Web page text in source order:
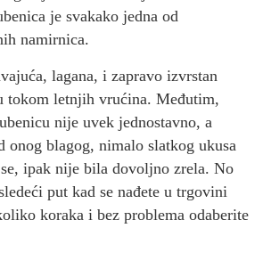
je svakako jedna od
namirnica.
lagana, i zapravo izvrstan
tokom letnjih vrućina. Međutim,
nije uvek jednostavno, a
onog blagog, nimalo slatkog ukusa
ipak nije bila dovoljno zrela. No
put kad se nađete u trgovini
koraka i bez problema odaberite